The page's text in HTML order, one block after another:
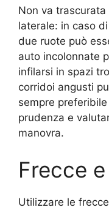
Non va
laterale: in caso
due ruote può
auto incolonnate
infilarsi in spazi
corridoi angusti
sempre
prudenza e
manovra.
Frecce
Utilizzare le